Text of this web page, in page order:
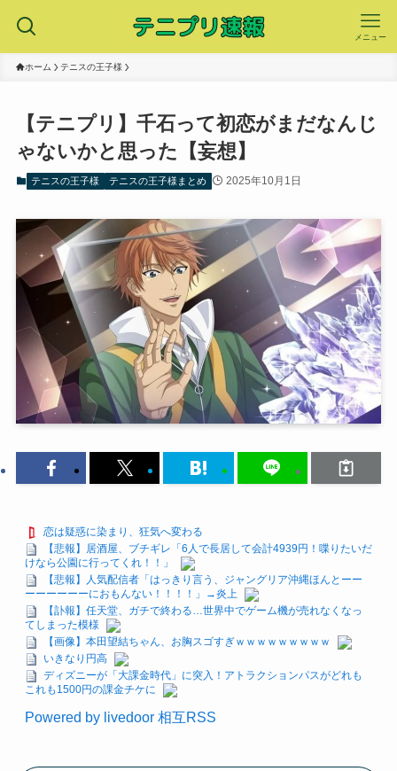
メニュー
ホーム テニスの王子様
【テニプリ】千石って初恋がまだなんじ
ゃないかと思った【妄想】
テニスの王子様 テニスの王子様まとめ 2025年10月1日
恋は疑惑に染まり、狂気へ変わる
【悲報】居酒屋、ブチギレ「6人で長居して会計4939円！喋りたいだ
けなら公園に行ってくれ！！」
【悲報】人気配信者「はっきり言う、ジャングリア沖縄ほんとーー
ーーーーーーにおもんない！！！！」→炎上
【訃報】任天堂、ガチで終わる…世界中でゲーム機が売れなくなっ
てしまった模様
【画像】本田望結ちゃん、お胸スゴすぎｗｗｗｗｗｗｗｗｗ
いきなり円高
ディズニーが「大課金時代」に突入！アトラクションパスがどれも
これも1500円の課金チケに
Powered by livedoor 相互RSS